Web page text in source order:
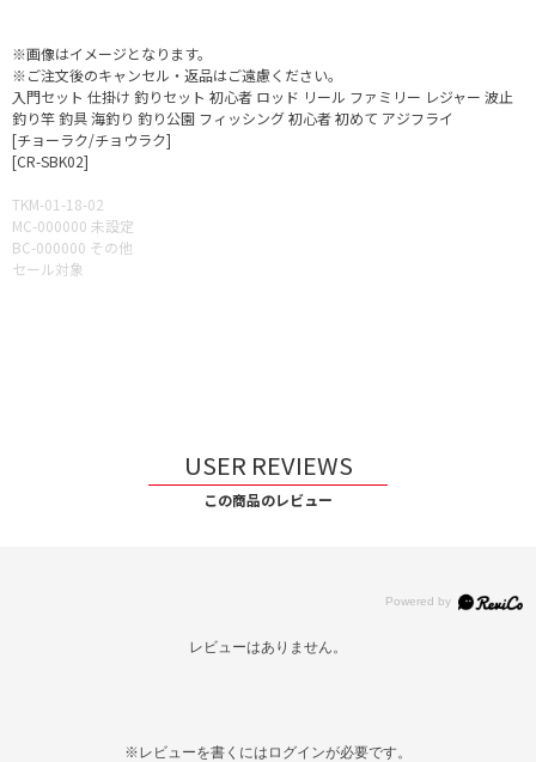
※画像はイメージとなります。
※ご注文後のキャンセル・返品はご遠慮ください。
入門セット 仕掛け 釣りセット 初心者 ロッド リール ファミリー レジャー 波止
釣り竿 釣具 海釣り 釣り公園 フィッシング 初心者 初めて アジフライ
[チョーラク/チョウラク]
[CR-SBK02]
TKM-01-18-02
MC-000000 未設定
BC-000000 その他
セール対象
USER REVIEWS
この商品のレビュー
レビューはありません。
※レビューを書くには ログインが必要です。